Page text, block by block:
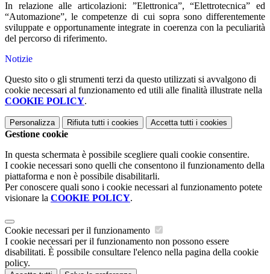
In relazione alle articolazioni: ”Elettronica”, “Elettrotecnica” ed
“Automazione”, le competenze di cui sopra sono differentemente
sviluppate e opportunamente integrate in coerenza con la peculiarità
del percorso di riferimento.
Notizie
Questo sito o gli strumenti terzi da questo utilizzati si avvalgono di
cookie necessari al funzionamento ed utili alle finalità illustrate nella
COOKIE POLICY.
Personalizza Rifiuta tutti i cookies Accetta tutti i cookies
Gestione cookie
In questa schermata è possibile scegliere quali cookie consentire.
I cookie necessari sono quelli che consentono il funzionamento della
piattaforma e non è possibile disabilitarli.
Per conoscere quali sono i cookie necessari al funzionamento potete
visionare la COOKIE POLICY.
Cookie necessari per il funzionamento
I cookie necessari per il funzionamento non possono essere
disabilitati. È possibile consultare l'elenco nella pagina della cookie
policy.